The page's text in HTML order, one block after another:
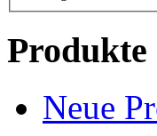
Produkte
Neue